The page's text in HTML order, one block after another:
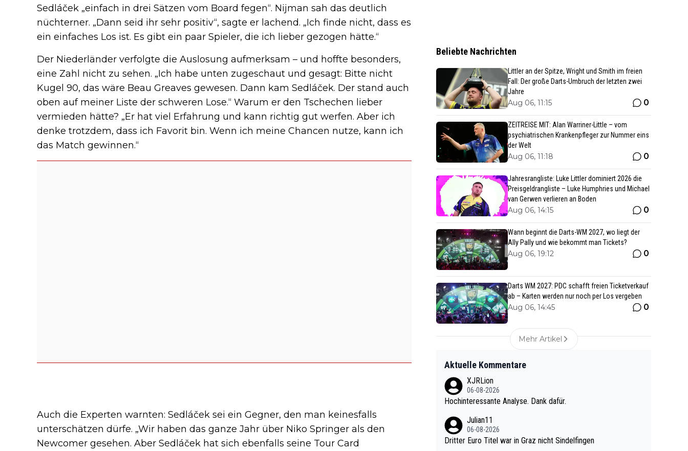
Sedláček „einfach in drei Sätzen vom Board fegen“. Nijman sah das deutlich
nüchterner. „Dann seid ihr sehr positiv“, sagte er lachend. „Ich finde nicht, dass es
ein einfaches Los ist. Es gibt ein paar Spieler, die ich lieber gezogen hätte.“
Der Niederländer verfolgte die Auslosung aufmerksam – und hoffte besonders,
eine Zahl nicht zu sehen. „Ich habe unten zugeschaut und gesagt: Bitte nicht
Kugel 90, das wäre Beau Greaves gewesen. Dann kam Sedláček. Der stand auch
oben auf meiner Liste der schweren Lose.“ Warum er den Tschechen lieber
vermieden hätte? „Er hat viel Erfahrung und kann richtig gut werfen. Aber ich
denke trotzdem, dass ich Favorit bin. Wenn ich meine Chancen nutze, kann ich
das Match gewinnen.“
Auch die Experten warnten: Sedláček sei ein Gegner, den man keinesfalls
unterschätzen dürfe. „Wir haben das ganze Jahr über Niko Springer als den
Newcomer gesehen. Aber Sedláček hat sich ebenfalls seine Tour Card
Beliebte Nachrichten
Littler an der Spitze, Wright und Smith im freien
Fall: Der große Darts-Umbruch der letzten zwei
Jahre
Aug 06, 11:15 0
ZEITREISE MIT: Alan Warriner-Little – vom
psychiatrischen Krankenpfleger zur Nummer eins
der Welt
Aug 06, 11:18 0
Jahresrangliste: Luke Littler dominiert 2026 die
Preisgeldrangliste – Luke Humphries und Michael
van Gerwen verlieren an Boden
Aug 06, 14:15 0
Wann beginnt die Darts-WM 2027, wo liegt der
Ally Pally und wie bekommt man Tickets?
Aug 06, 19:12 0
Darts WM 2027: PDC schafft freien Ticketverkauf
ab – Karten werden nur noch per Los vergeben
Aug 06, 14:45 0
Mehr Artikel
Aktuelle Kommentare
XJRLion
06-08-2026
Hochinteressante Analyse. Dank dafür.
Julian11
06-08-2026
Dritter Euro Titel war in Graz nicht Sindelfingen